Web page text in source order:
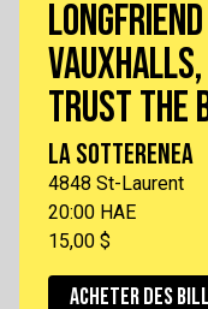
TRUST THE
LA SOTTERENEA
4848 St-Laurent
20:00 HAE
15,00 $
ACHETER DES